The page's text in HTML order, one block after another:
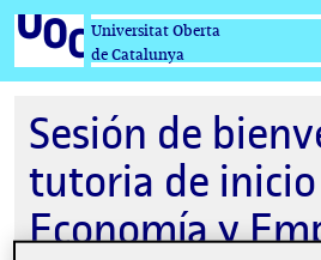
Universitat Oberta
de Catalunya
Sesión de
tutoria de
Economía y